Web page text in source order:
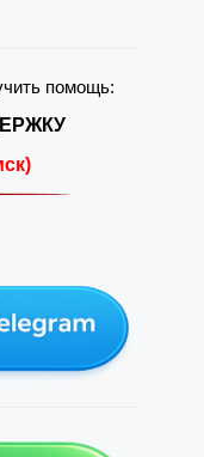
помощь: